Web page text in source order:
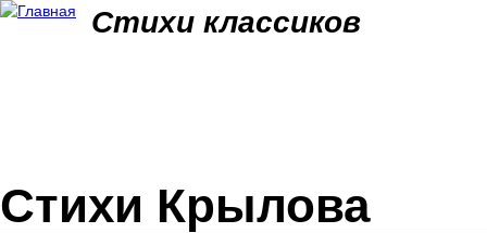
Стихи классиков
Стихи Крылова